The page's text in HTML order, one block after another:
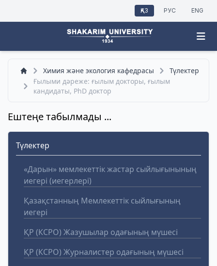
ҚАЗ РУС ENG
Химия және экология кафедрасы
Түлектер
Ғылыми дәреже: ғылым докторы, ғылым
кандидаты, PhD доктор
Ештеңе табылмады ...
Түлектер
«Дарын» мемлекеттік жастар сыйлығынының
иегері (иегерлері)
Қазақстанның Мемлекеттік сыйлығының
иегері
ҚР (КСРО) Жазушылар одағының мүшесі
ҚР (КСРО) Журналистер одағының мүшесі